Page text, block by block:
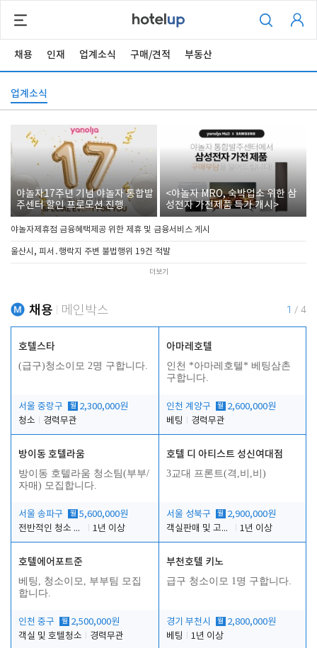
채용 인재 업계소식 구매/견적 부동산
업계소식
야놀자17주년 기념 야놀자 통합발
주센터 할인 프로모션 진행
<야놀자 MRO, 숙박업소 위한 삼
성전자 가전제품 특가 개시>
야놀자제휴점 금융혜택제공 위한 제휴 및 금융서비스 게시
울산시, 피서․행락지 주변 불법행위 19건 적발
더보기
채용 메인박스 1 / 4
호텔스타
(급구)청소이모 2명 구합니다.
서울 중랑구 월 2,300,000원
청소
경력무관
아마레호텔
인천 *아마레호텔* 베팅삼촌
구합니다.
인천 계양구 월 2,600,000원
베팅
경력무관
방이동 호텔라움
방이동 호텔라움 청소팀(부부/
자매) 모집합니다.
서울 송파구 월 5,600,000원
전반적인 청소 업무(객실청소.객실정리)
1년 이상
호텔 디 아티스트 성신여대점
3교대 프론트(격,비,비)
서울 성북구 월 2,900,000원
객실판매 및 고객응대
1년 이상
호텔에어포트준
베팅, 청소이모, 부부팀 모집
합니다.
인천 중구 월 2,500,000원
객실 및 호텔청소
경력무관
부천호텔 키노
급구 청소이모 1명 구합니다.
경기 부천시 월 2,800,000원
베팅
1년 이상